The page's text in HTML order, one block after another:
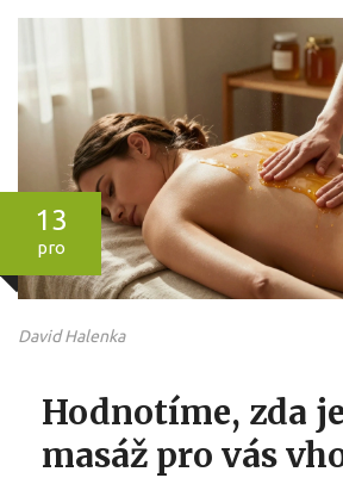
13
pro
David Halenka
Hodnotíme, zda
masáž pro vás